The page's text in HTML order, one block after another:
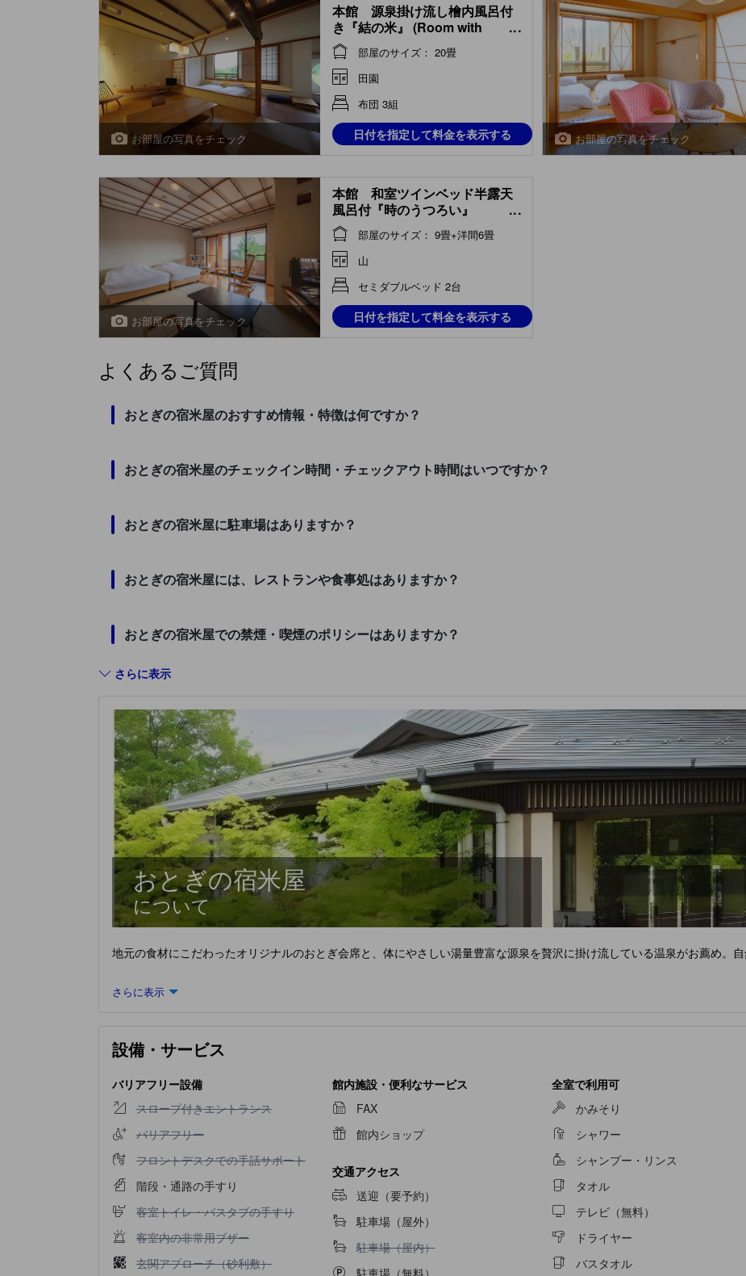
お部屋の写真をチェック
本館 源泉掛け流し檜内風呂付
き『結の米』 (Room with
Indoor Hot Spring Bath (Yui no
Mai Type, Main Building) )
...
部屋のサイズ： 20畳
田園
布団 3組
日付を指定して料金を表示する お部屋の写真をチェック
お部屋の写真をチェック
本館 和室ツインベッド半露天
風呂付『時のうつろい』
(Japanese-style Room with
Semi Open-air Bath (Twin
Beds, Toki no Utsuroi Type,
Main Building) )
...
部屋のサイズ： 9畳+洋間6畳
山
セミダブルベッド 2台
日付を指定して料金を表示する
よくあるご質問
おとぎの宿米屋のおすすめ情報・特徴は何ですか？
おとぎの宿米屋のチェックイン時間・チェックアウト時間はいつですか？
おとぎの宿米屋に駐車場はありますか？
おとぎの宿米屋には、レストランや食事処はありますか？
おとぎの宿米屋での禁煙・喫煙のポリシーはありますか？
さらに表示
おとぎの宿米屋
について
地元の食材にこだわったオリジナルのおとぎ会席と、体にやさしい湯量豊富な源泉を贅沢に掛け流している温泉がお薦め。自
さらに表示
設備・サービス
バリアフリー設備
スロープ付きエントランス不可
スロープ付きエントランス
バリアフリー不可
バリアフリー
フロントデスクでの手話サポート不可
フロントデスクでの手話サポート
階段・通路の手すり
客室トイレ・バスタブの手すり不可
客室トイレ・バスタブの手すり
客室内の非常用ブザー不可
客室内の非常用ブザー
玄関アプローチ（砂利敷）不可
玄関アプローチ（砂利敷）
館内施設・便利なサービス
FAX
館内ショップ
交通アクセス
送迎（要予約）
駐車場（屋外）
駐車場（屋内）不可
駐車場（屋内）
駐車場（無料）
全室で利用可
かみそり
シャワー
シャンプー・リンス
タオル
テレビ（無料）
ドライヤー
バスタオル